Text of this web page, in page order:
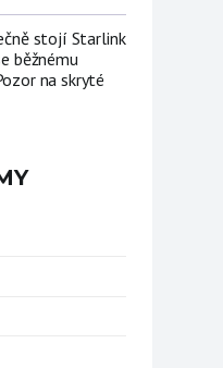
stojí Starlink
běžnému
na skryté